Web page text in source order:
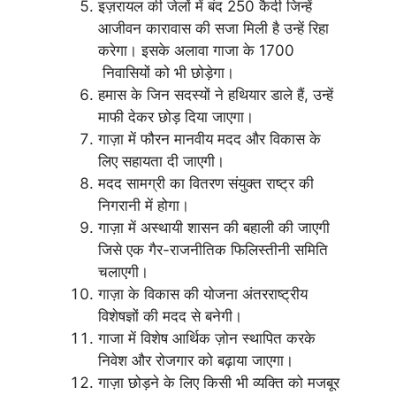
इज़रायल की जेलों में बंद 250 कैदी जिन्हें
आजीवन कारावास की सजा मिली है उन्हें रिहा
करेगा। इसके अलावा गाजा के 1700
निवासियों को भी छोड़ेगा।
हमास के जिन सदस्यों ने हथियार डाले हैं, उन्हें
माफी देकर छोड़ दिया जाएगा।
गाज़ा में फौरन मानवीय मदद और विकास के
लिए सहायता दी जाएगी।
मदद सामग्री का वितरण संयुक्त राष्ट्र की
निगरानी में होगा।
गाज़ा में अस्थायी शासन की बहाली की जाएगी
जिसे एक गैर-राजनीतिक फिलिस्तीनी समिति
चलाएगी।
गाज़ा के विकास की योजना अंतरराष्ट्रीय
विशेषज्ञों की मदद से बनेगी।
गाजा में विशेष आर्थिक ज़ोन स्थापित करके
निवेश और रोजगार को बढ़ाया जाएगा।
गाज़ा छोड़ने के लिए किसी भी व्यक्ति को मजबूर